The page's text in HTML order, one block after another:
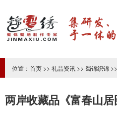
位置： 首页 >> 礼品资讯 >> 蜀锦织锦
两岸收藏品《富春山